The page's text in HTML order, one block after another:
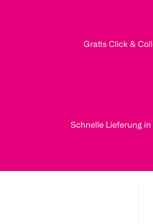
Gratis Click &
Schnelle Lieferung in